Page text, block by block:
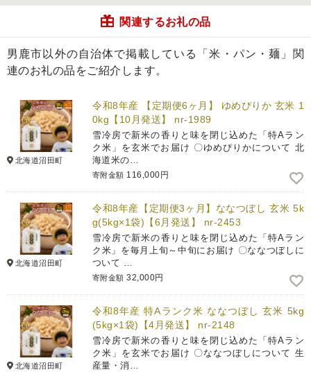
関連するお礼の品
男鹿市以外の自治体で掲載している「米・パン・麺」関
連のお礼の品をご紹介します。
北海道沼田町
令和8年産 【定期便6ヶ月】 ゆめぴりか 玄米 1
0kg【10月発送】 nr-1989
雪冷房で新米の香りと味を閉じ込めた「特Aラン
ク米」を玄米でお届け 〇ゆめぴりかについて 北
海道米の…
寄附金額 116,000円
北海道沼田町
令和8年産【定期便3ヶ月】ななつぼし 玄米 5k
g(5kg×1袋)【6月発送】 nr-2453
雪冷房で新米の香りと味を閉じ込めた「特Aラン
ク米」を毎月上旬～中旬にお届け 〇ななつぼしに
ついて …
寄附金額 32,000円
北海道沼田町
令和8年産 特Aランク米 ななつぼし 玄米 5kg
(5kg×1袋)【4月発送】 nr-2148
雪冷房で新米の香りと味を閉じ込めた「特Aラン
ク米」を玄米でお届け 〇ななつぼしについて 生
産量・消…